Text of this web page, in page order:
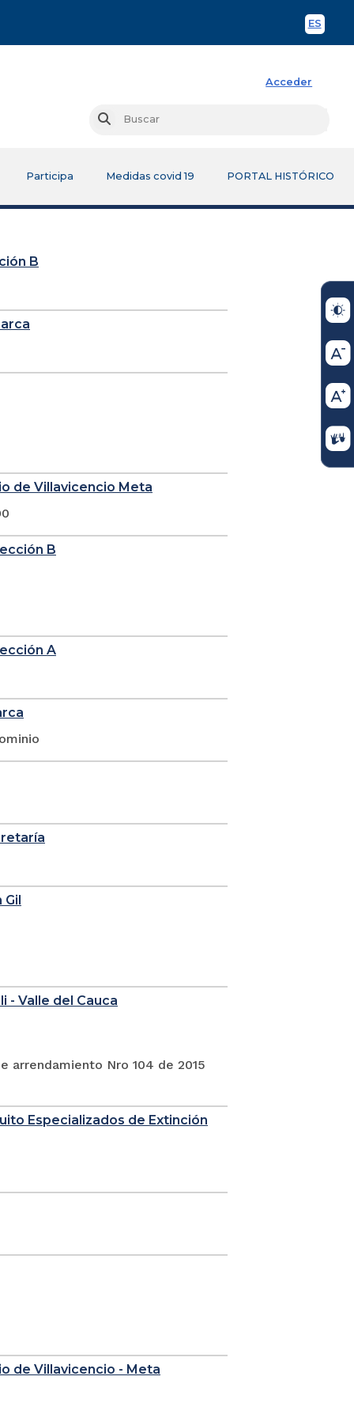
ES
Acceder
Buscar
Participa Medidas covid 19 PORTAL HISTÓRICO
B
de Villavicencio Meta
B
A
Gil
- Valle del Cauca
Nro 104 de 2015
Especializados de Extinción
de Villavicencio - Meta